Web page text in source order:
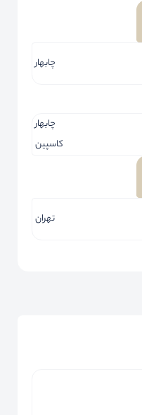
چابهار
چابهار
کاسپین
تهران